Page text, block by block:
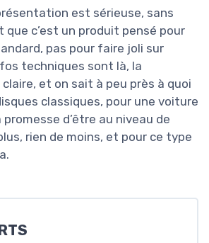
est sérieuse, sans
que c’est un produit pensé pour
pas pour faire joli sur
techniques sont là, la
et on sait à peu près à quoi
classiques, pour une voiture
d’être au niveau de
rien de moins, et pour ce type